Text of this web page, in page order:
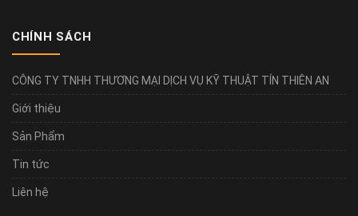
CHÍNH SÁCH
CÔNG TY TNHH THƯƠNG MẠI DỊCH VỤ KỸ THUẬT TÍN THIÊN AN
Giới thiệu
Sản Phẩm
Tin tức
Liên hệ